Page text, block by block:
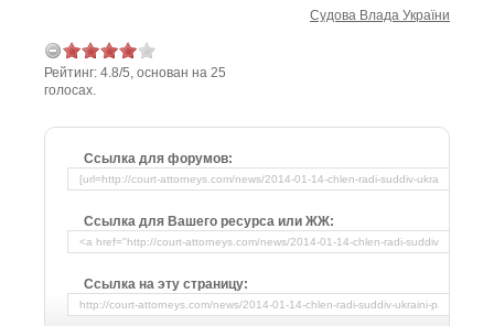
Судова Влада України
Рейтинг: 4.8/5, основан на 25
голосах.
Ссылка для форумов:
Ссылка для Вашего ресурса или ЖЖ:
Ссылка на эту страницу: